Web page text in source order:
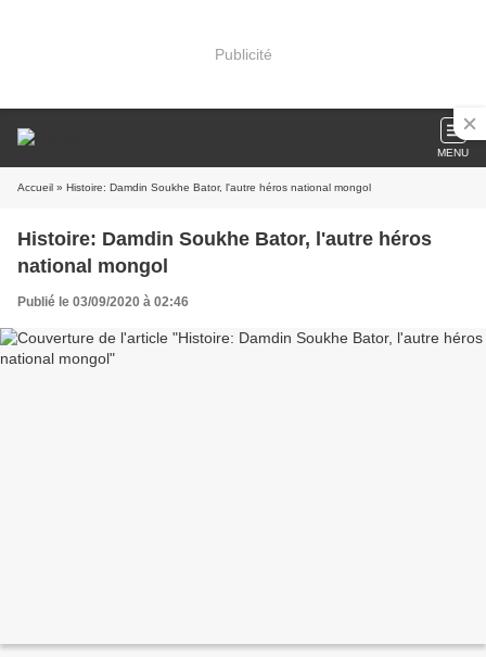
Publicité
MENU
Accueil » Histoire: Damdin Soukhe Bator, l'autre héros national mongol
Histoire: Damdin Soukhe Bator, l'autre héros
national mongol
Publié le 03/09/2020 à 02:46